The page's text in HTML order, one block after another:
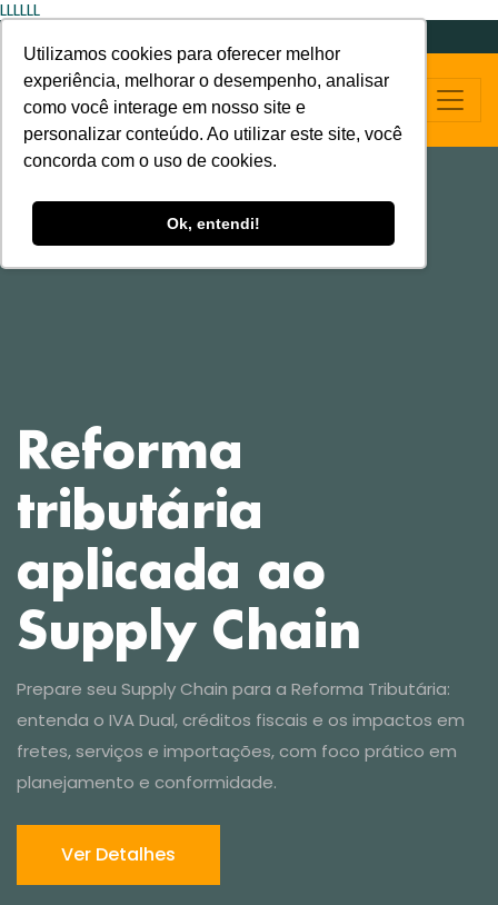
Utilizamos cookies para oferecer melhor
experiência, melhorar o desempenho, analisar
como você interage em nosso site e
personalizar conteúdo. Ao utilizar este site, você
concorda com o uso de cookies.
Ok, entendi!
LLLLLL